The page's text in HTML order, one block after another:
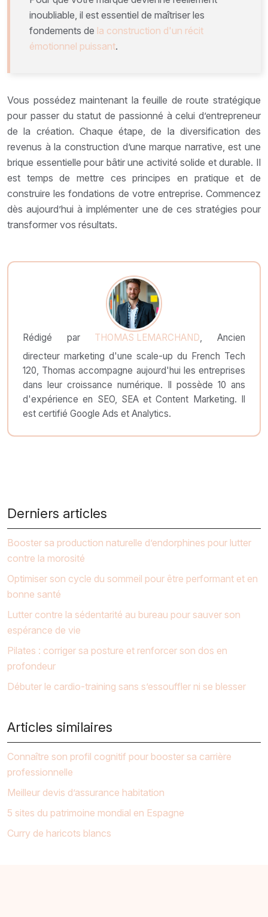
inoubliable, il est essentiel de maîtriser les
fondements de la construction d'un récit
émotionnel puissant.
Vous possédez maintenant la feuille de route stratégique
pour passer du statut de passionné à celui d’entrepreneur
de la création. Chaque étape, de la diversification des
revenus à la construction d’une marque narrative, est une
brique essentielle pour bâtir une activité solide et durable. Il
est temps de mettre ces principes en pratique et de
construire les fondations de votre entreprise. Commencez
dès aujourd’hui à implémenter une de ces stratégies pour
transformer vos résultats.
Rédigé par THOMAS LEMARCHAND, Ancien
directeur marketing d'une scale-up du French Tech
120, Thomas accompagne aujourd'hui les entreprises
dans leur croissance numérique. Il possède 10 ans
d'expérience en SEO, SEA et Content Marketing. Il
est certifié Google Ads et Analytics.
Derniers articles
Booster sa production naturelle d’endorphines pour lutter
contre la morosité
Optimiser son cycle du sommeil pour être performant et en
bonne santé
Lutter contre la sédentarité au bureau pour sauver son
espérance de vie
Pilates : corriger sa posture et renforcer son dos en
profondeur
Débuter le cardio-training sans s’essouffler ni se blesser
Articles similaires
Connaître son profil cognitif pour booster sa carrière
professionnelle
Meilleur devis d’assurance habitation
5 sites du patrimoine mondial en Espagne
Curry de haricots blancs